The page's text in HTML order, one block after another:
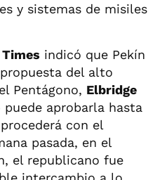
y sistemas de misiles
indicó que Pekín
del alto
Pentágono, Elbridge
aprobarla hasta
con el
pasada, en el
el republicano fue